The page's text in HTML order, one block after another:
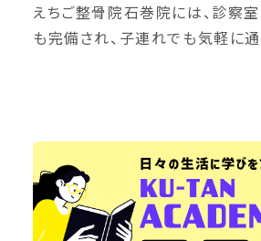
えちご整骨院石巻院には、診察
も完備され、子連れでも気軽に通